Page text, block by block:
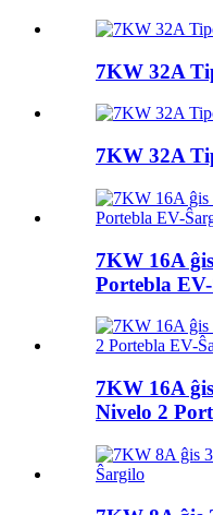
7KW 32A
7KW 32A
7KW 16A
Portebla
7KW 16A
Nivelo 2